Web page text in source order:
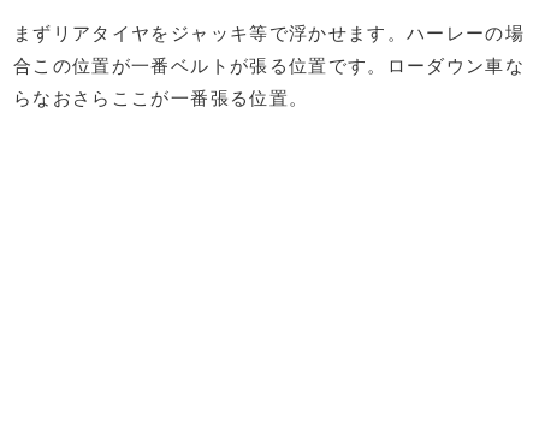
まずリアタイヤをジャッキ等で浮かせます。ハーレーの場
合この位置が一番ベルトが張る位置です。ローダウン車な
らなおさらここが一番張る位置。